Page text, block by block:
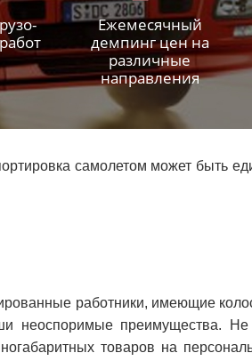
Ежемесячный
демпинг цен на
различные
направления
самолетом может быть
работники, имеющие
неоспоримые преимущества. Не
товаров на